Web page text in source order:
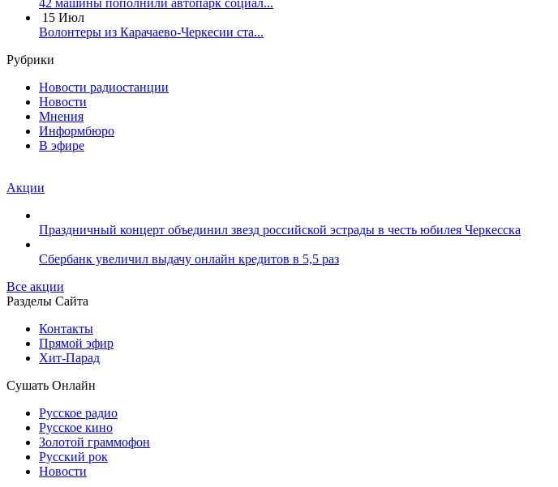
15 Июл
Волонтеры из Карачаево-Черкесии ста...
Рубрики
Новости радиостанции
Новости
Мнения
Информбюро
В эфире
Акции
Праздничный концерт объединил звезд российской эстрады в честь юбилея Черкесска
Сбербанк увеличил выдачу онлайн кредитов в 5,5 раз
Все акции
Разделы Сайта
Контакты
Прямой эфир
Хит-Парад
Сушать Онлайн
Русское радио
Русское кино
Золотой граммофон
Русский рок
Новости